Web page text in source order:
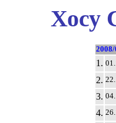
Хосу
2008/
1.
2.
3.
4.